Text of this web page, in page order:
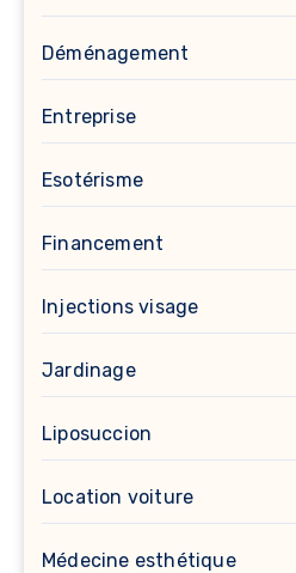
Déménagement
Entreprise
Esotérisme
Financement
Injections visage
Jardinage
Liposuccion
Location voiture
Médecine esthétique